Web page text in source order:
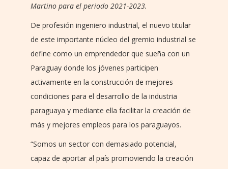
Martino para el periodo 2021-2023.
De profesión ingeniero industrial, el nuevo titular
de este importante núcleo del gremio industrial se
define como un emprendedor que sueña con un
Paraguay donde los jóvenes participen
activamente en la construcción de mejores
condiciones para el desarrollo de la industria
paraguaya y mediante ella facilitar la creación de
más y mejores empleos para los paraguayos.
“Somos un sector con demasiado potencial,
capaz de aportar al país promoviendo la creación